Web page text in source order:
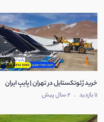
0:48
خرید ژئوتکستایل در تهران | پایپ ایران
11 بازدید . 2 سال پیش